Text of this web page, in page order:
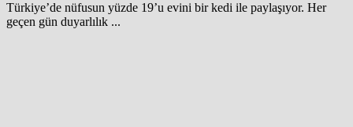
Türkiye’de nüfusun yüzde 19’u evini bir kedi ile paylaşıyor. Her
geçen gün duyarlılık ...